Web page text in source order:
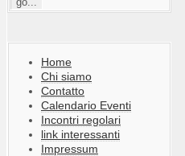
Home
Chi siamo
Contatto
Calendario Eventi
Incontri regolari
link interessanti
Impressum